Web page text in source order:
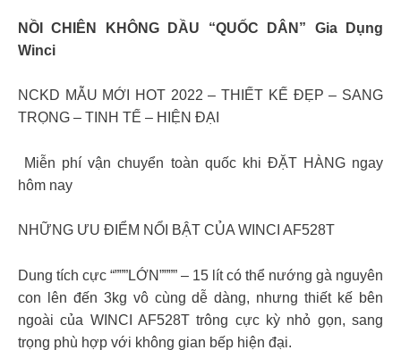
NỒI CHIÊN KHÔNG DẦU “QUỐC DÂN” Gia Dụng
Winci
NCKD MẪU MỚI HOT 2022 – THIẾT KẾ ĐẸP – SANG
TRỌNG – TINH TẾ – HIỆN ĐẠI
️ Miễn phí vận chuyển toàn quốc khi ĐẶT HÀNG ngay
hôm nay
NHỮNG ƯU ĐIỂM NỔI BẬT CỦA WINCI AF528T
Dung tích cực “”””LỚN”””” – 15 lít có thể nướng gà nguyên
con lên đến 3kg vô cùng dễ dàng, nhưng thiết kế bên
ngoài của WINCI AF528T trông cực kỳ nhỏ gọn, sang
trọng phù hợp với không gian bếp hiện đại.